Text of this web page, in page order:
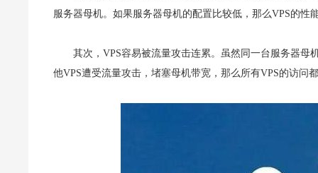
服务器母机。如果服务器母机的配置比较低，那么VPS的性
其次，VPS容易被流量攻击连累。虽然同一台服务器母
他VPS遭受流量攻击，堵塞母机带宽，那么所有VPS的访问